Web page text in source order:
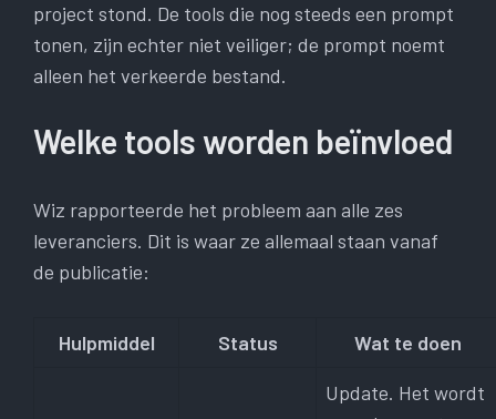
project stond. De tools die nog steeds een prompt
tonen, zijn echter niet veiliger; de prompt noemt
alleen het verkeerde bestand.
Welke tools worden beïnvloed
Wiz rapporteerde het probleem aan alle zes
leveranciers. Dit is waar ze allemaal staan ​​vanaf
de publicatie:
Hulpmiddel Status Wat te doen
Update. Het wordt